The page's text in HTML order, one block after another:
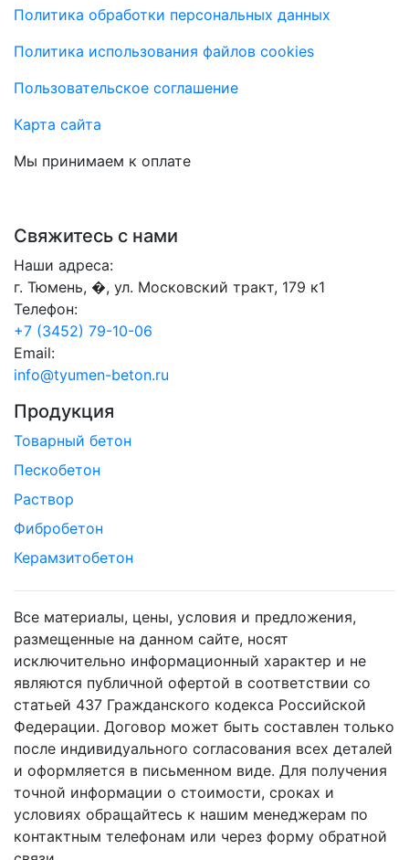
Политика обработки персональных данных
Политика использования файлов cookies
Пользовательское соглашение
Карта сайта
Мы принимаем к оплате
Свяжитесь с нами
Наши адреса:
г. Тюмень, �, ул. Московский тракт, 179 к1
Телефон:
+7 (3452) 79-10-06
Email:
info@tyumen-beton.ru
Продукция
Товарный бетон
Пескобетон
Раствор
Фибробетон
Керамзитобетон
Все материалы, цены, условия и предложения,
размещенные на данном сайте, носят
исключительно информационный характер и не
являются публичной офертой в соответствии со
статьей 437 Гражданского кодекса Российской
Федерации. Договор может быть составлен только
после индивидуального согласования всех деталей
и оформляется в письменном виде. Для получения
точной информации о стоимости, сроках и
условиях обращайтесь к нашим менеджерам по
контактным телефонам или через форму обратной